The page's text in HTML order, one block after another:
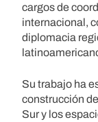
cargos de
internacional,
diplomacia
Su trabajo ha
construcción
Sur y los